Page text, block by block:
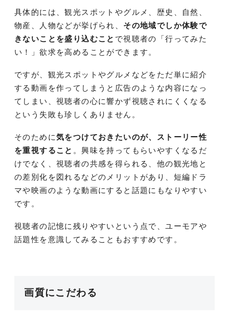
具体的には、観光スポットやグルメ、歴史、自然、
物産、人物などが挙げられ、 その地域でしか体験で
きないことを盛り込むこと で視聴者の「行ってみた
い！」欲求を高めることができます。
ですが、観光スポットやグルメなどをただ単に紹介
する動画を作ってしまうと広告のような内容になっ
てしまい、視聴者の心に響かず視聴されにくくなる
という失敗も珍しくありません。
そのために気をつけておきたいのが、ストーリー性
を重視すること 。興味を持ってもらいやすくなるだ
けでなく、視聴者の共感を得られる、他の観光地と
の差別化を図れるなどのメリットがあり、短編ドラ
マや映画のような動画にすると話題にもなりやすい
です。
視聴者の記憶に残りやすいという点で、ユーモアや
話題性を意識してみることもおすすめです。
画質にこだわる